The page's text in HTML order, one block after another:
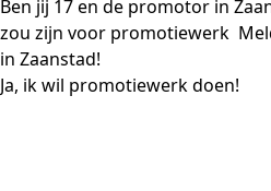
Ben jij 17 en de promotor in
zou zijn voor promotiewerk
in Zaanstad!
Ja, ik wil promotiewerk doen!